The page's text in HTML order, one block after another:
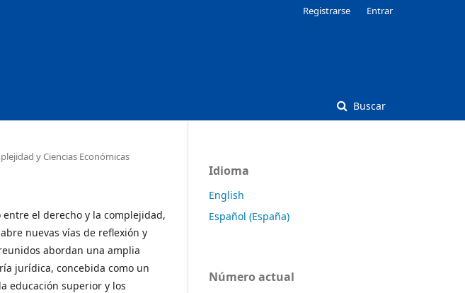
Buscar
Registrarse Entrar
y Ciencias Económicas
el derecho y la complejidad,
nuevas vías de reflexión y
abordan una amplia
jurídica, concebida como un
educación superior y los
Idioma
English
Español (España)
Número actual